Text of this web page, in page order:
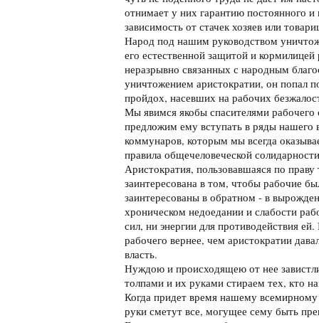
отнимает у них гарантию постоянного и
зависимость от стачек хозяев или
Народ под нашим руководством
его естественной защитой и
неразрывно связанных с народным
уничтожением аристократии, он попал
пройдох, насевших на рабочих
Мы явимся якобы спасителями рабочего
предложим ему вступать в ряды нашего
коммунаров, которым мы всегда
правила общечеловеческой
Аристократия, пользовавшаяся по
заинтересована в том, чтобы рабочие
заинтересованы в обратном - в
хроническом недоедании и слабости
сил, ни энергии для противодействия
рабочего вернее, чем аристократии
власть.
Нуждою и происходящею от нее
толпами и их руками стираем тех, кто
Когда придет время нашему всемирному
руки сметут все, могущее сему быть